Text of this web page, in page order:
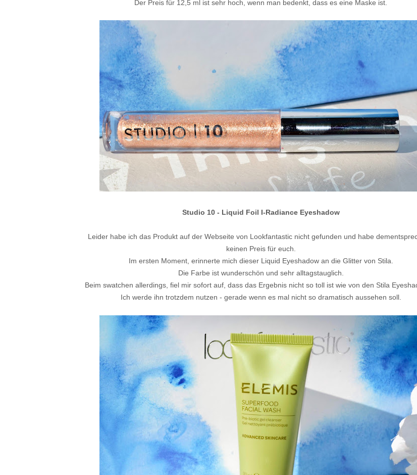
Der Preis für 12,5 ml ist sehr hoch, wenn man bedenkt, dass es eine Maske ist.
Studio 10 - Liquid Foil I-Radiance Eyeshadow
Leider habe ich das Produkt auf der Webseite von Lookfantastic nicht gefunden und habe
keinen Preis für euch.
Im ersten Moment, erinnerte mich dieser Liquid Eyeshadow an die Glitter von Stila.
Die Farbe ist wunderschön und sehr alltagstauglich.
Beim swatchen allerdings, fiel mir sofort auf, dass das Ergebnis nicht so toll ist wie von den Stila
Ich werde ihn trotzdem nutzen - gerade wenn es mal nicht so dramatisch aussehen soll.